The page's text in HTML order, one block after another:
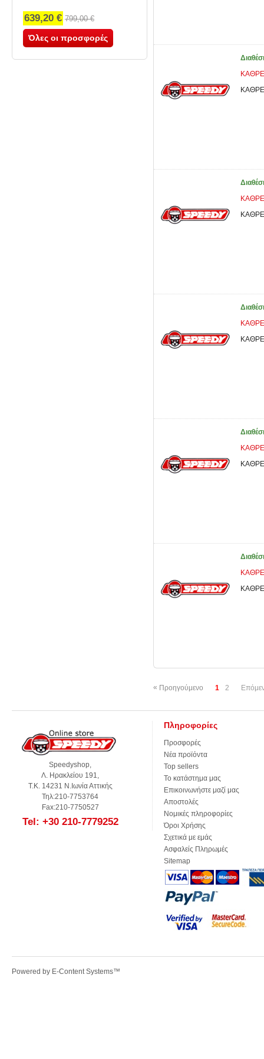
639,20 € 799,00 €
Όλες οι προσφορές
« Προηγούμενο 1 2
Speedyshop,
Λ. Ηρακλείου 191,
Τ.Κ. 14231 Ν.Ιωνία Αττικής
Τηλ:210-7753764
Fax:210-7750527
Tel: +30 210-7779252
Πληροφορίες
Προσφορές
Νέα προϊόντα
Top sellers
Το κατάστημα μας
Επικοινωνήστε μαζί μας
Αποστολές
Νομικές πληροφορίες
Όροι Χρήσης
Σχετικά με εμάς
Ασφαλείς Πληρωμές
Sitemap
Powered by E-Content Systems™